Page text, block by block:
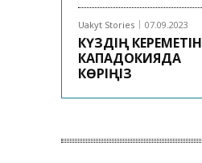
Uakyt Stories 07.09.2023
КҮЗДІҢ КЕРЕМЕТІН
КАПАДОКИЯДА
КӨРІҢІЗ